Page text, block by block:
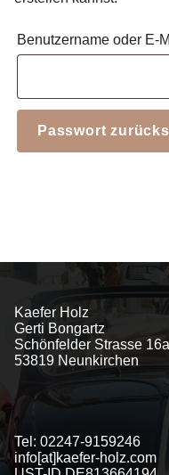
Benutzername oder E-
Passwort
Kaefer Holz
Gerti Bongartz
Schönfelder Strasse 16a
53819 Neunkirchen
Tel: 02247-9159246
info[at]kaefer-holz.com